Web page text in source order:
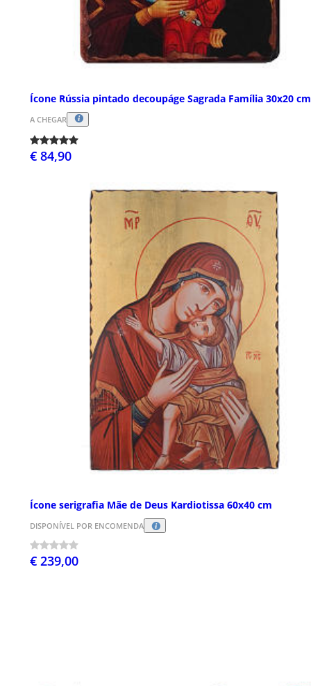
Ícone Rússia pintado decoupáge Sagrada Família 30x20 cm
A CHEGAR
€ 84,90
Ícone serigrafia Mãe de Deus Kardiotissa 60x40 cm
DISPONÍVEL POR ENCOMENDA
€ 239,00